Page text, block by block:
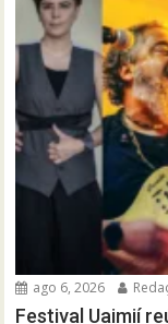
ago 6, 2026
Festival Uaimií